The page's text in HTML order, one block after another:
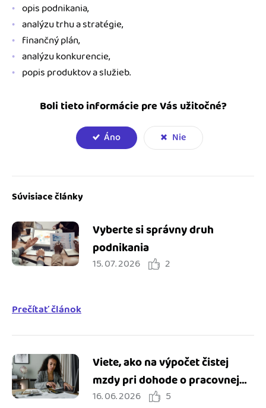
opis podnikania,
analýzu trhu a stratégie,
finančný plán,
analýzu konkurencie,
popis produktov a služieb.
Boli tieto informácie pre Vás užitočné?
Áno Nie
Súvisiace články
Vyberte si správny druh
podnikania
15. 07. 2026 2
Prečítať článok
Viete, ako na výpočet čistej
mzdy pri dohode o pracovnej
činnosti?
16. 06. 2026 5